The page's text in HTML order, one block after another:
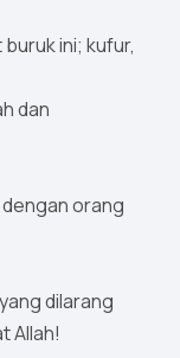
ini; kufur,
dan
orang
dilarang
Allah!